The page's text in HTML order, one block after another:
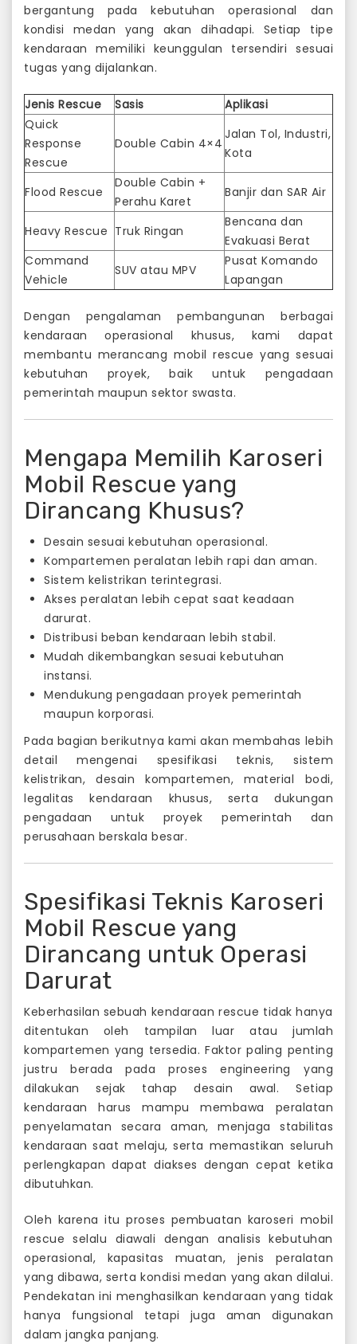
bergantung pada kebutuhan operasional dan
kondisi medan yang akan dihadapi. Setiap tipe
kendaraan memiliki keunggulan tersendiri sesuai
tugas yang dijalankan.
Jenis Rescue Sasis
Aplikasi
Quick
Response
Rescue
Double Cabin 4×4
Jalan Tol, Industri,
Kota
Flood Rescue
Double Cabin +
Perahu Karet
Banjir dan SAR Air
Heavy Rescue Truk Ringan
Bencana dan
Evakuasi Berat
Command
Vehicle
SUV atau MPV
Pusat Komando
Lapangan
Dengan pengalaman pembangunan berbagai
kendaraan operasional khusus, kami dapat
membantu merancang mobil rescue yang sesuai
kebutuhan proyek, baik untuk pengadaan
pemerintah maupun sektor swasta.
Mengapa Memilih Karoseri
Mobil Rescue yang
Dirancang Khusus?
Desain sesuai kebutuhan operasional.
Kompartemen peralatan lebih rapi dan aman.
Sistem kelistrikan terintegrasi.
Akses peralatan lebih cepat saat keadaan
darurat.
Distribusi beban kendaraan lebih stabil.
Mudah dikembangkan sesuai kebutuhan
instansi.
Mendukung pengadaan proyek pemerintah
maupun korporasi.
Pada bagian berikutnya kami akan membahas lebih
detail mengenai spesifikasi teknis, sistem
kelistrikan, desain kompartemen, material bodi,
legalitas kendaraan khusus, serta dukungan
pengadaan untuk proyek pemerintah dan
perusahaan berskala besar.
Spesifikasi Teknis Karoseri
Mobil Rescue yang
Dirancang untuk Operasi
Darurat
Keberhasilan sebuah kendaraan rescue tidak hanya
ditentukan oleh tampilan luar atau jumlah
kompartemen yang tersedia. Faktor paling penting
justru berada pada proses engineering yang
dilakukan sejak tahap desain awal. Setiap
kendaraan harus mampu membawa peralatan
penyelamatan secara aman, menjaga stabilitas
kendaraan saat melaju, serta memastikan seluruh
perlengkapan dapat diakses dengan cepat ketika
dibutuhkan.
Oleh karena itu proses pembuatan karoseri mobil
rescue selalu diawali dengan analisis kebutuhan
operasional, kapasitas muatan, jenis peralatan
yang dibawa, serta kondisi medan yang akan dilalui.
Pendekatan ini menghasilkan kendaraan yang tidak
hanya fungsional tetapi juga aman digunakan
dalam jangka panjang.